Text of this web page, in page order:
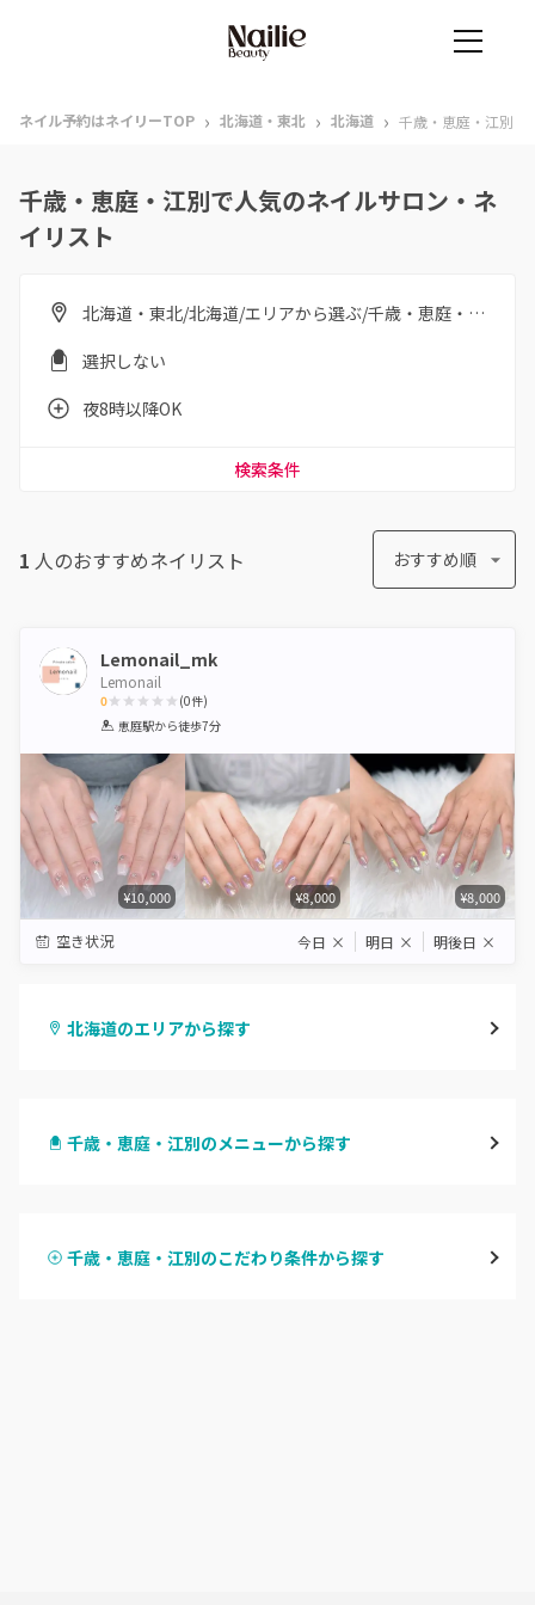
ネイル予約はネイリーTOP › 北海道・東北 › 北海道 › 千歳・恵庭・江別
千歳・恵庭・江別で人気のネイルサロン・ネ
イリスト
北海道・東北/北海道/エリアから選ぶ/千歳・恵庭・江別
選択しない
夜8時以降OK
検索条件
1 人のおすすめネイリスト おすすめ順
Lemonail_mk
Lemonail
0
1 2 3 4 5
(0件)
恵庭駅から徒歩7分
¥10,000 ¥8,000 ¥8,000
空き状況 今日 × 明日 × 明後日 ×
北海道のエリアから探す
北区・東区
千歳・恵庭・江別のメニューから探す
ハンドスカルプ
千歳・恵庭・江別のこだわり条件から探す